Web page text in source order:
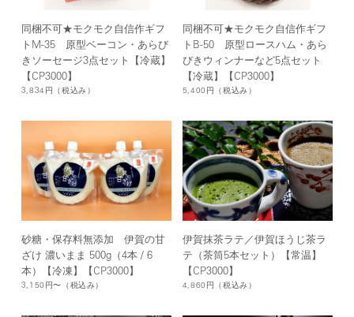
同梱不可★モクモク自信作ギフ
トM-35 原型ベーコン・あらび
きソーセージ3点セット【冷蔵】
【CP3000】
3,834円 （税込み）
同梱不可★モクモク自信作ギフ
トB-50 原型ロースハム・あら
びきウィンナーなど5点セット
【冷蔵】【CP3000】
5,400円 （税込み）
砂糖・保存料無添加 伊賀の甘
ざけ 濃いまま 500g（4本 / 6
本）【冷凍】【CP3000】
3,150円〜 （税込み）
伊賀抹茶ラテ／伊賀ほうじ茶ラ
テ（茶筒5本セット）【常温】
【CP3000】
4,860円 （税込み）